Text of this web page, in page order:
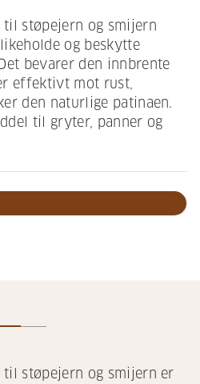
støpejern og smijern
og beskytte
bevarer den innbrente
effektivt mot rust,
den naturlige patinaen.
til gryter, panner og
støpejern og smijern er